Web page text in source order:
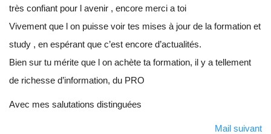
très confiant pour l avenir , encore merci a toi
Vivement que l on puisse voir tes mises à jour de la formation et
study , en espérant que c’est encore d’actualités.
Bien sur tu mérite que l on achète ta formation, il y a tellement
de richesse d’information, du PRO
Avec mes salutations distinguées
Mail suivant